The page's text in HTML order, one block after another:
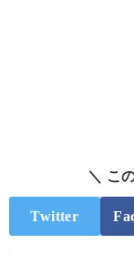
＼ こ
Twitter